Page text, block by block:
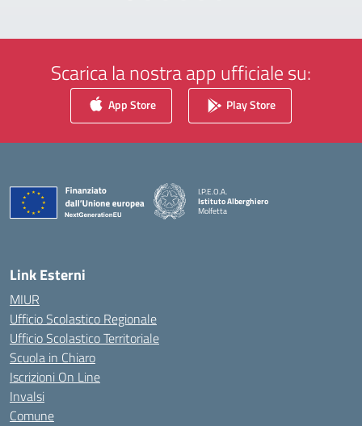
Scarica la nostra app ufficiale su:
App Store Play Store
I.P.E.O.A.
Istituto Alberghiero
Molfetta
Link Esterni
MIUR
Ufficio Scolastico Regionale
Ufficio Scolastico Territoriale
Scuola in Chiaro
Iscrizioni On Line
Invalsi
Comune